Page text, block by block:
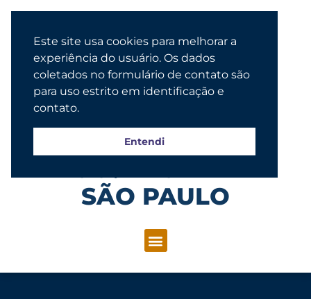
SÃO PAULO
Este site usa cookies para melhorar a
experiência do usuário. Os dados
coletados no formulário de contato são
para uso estrito em identificação e
contato.
Entendi